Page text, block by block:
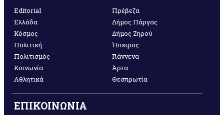
Editorial
Ελλάδα
Κόσμος
Πολιτική
Πολιτισμός
Κοινωνία
Αθλητικά
Πρέβεζα
Δήμος Πάργας
Δήμος Ζηρού
Ήπειρος
Γιάννενα
Άρτα
Θεσπρωτία
ΕΠΙΚΟΙΝΩΝΙΑ